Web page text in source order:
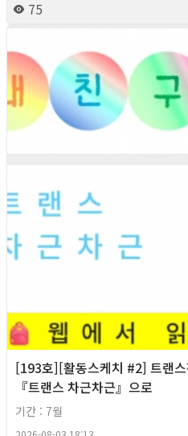
75
[193호][활동스케치 #2] 트랜
『트랜스 차근차근』으로
기간 : 7월